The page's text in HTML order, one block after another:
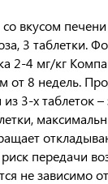
со вкусом
3 таблетки.
2-4 мг/кг
от 8 недель.
из 3-х таблеток
передачи
не зависимо